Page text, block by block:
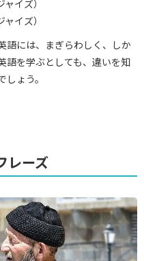
イズ）
イズ）
語には、まぎらわしく、しか
語を学ぶとしても、違いを知
ょう。
レーズ